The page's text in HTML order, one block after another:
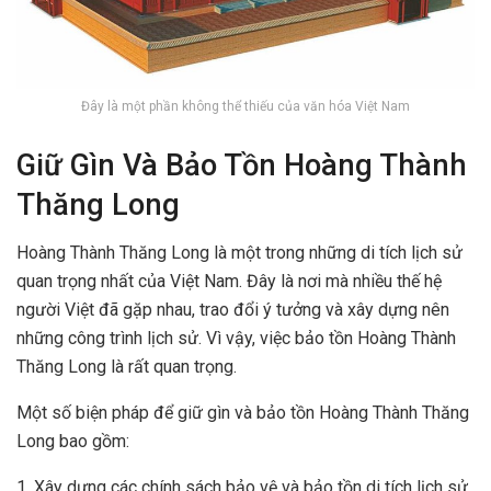
Đây là một phần không thể thiếu của văn hóa Việt Nam
Giữ Gìn Và Bảo Tồn Hoàng Thành
Thăng Long
Hoàng Thành Thăng Long là một trong những di tích lịch sử
quan trọng nhất của Việt Nam. Đây là nơi mà nhiều thế hệ
người Việt đã gặp nhau, trao đổi ý tưởng và xây dựng nên
những công trình lịch sử. Vì vậy, việc bảo tồn Hoàng Thành
Thăng Long là rất quan trọng.
Một số biện pháp để giữ gìn và bảo tồn Hoàng Thành Thăng
Long bao gồm: